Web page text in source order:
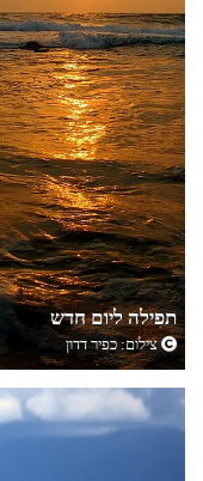
תפילה ליום חדש
צילום:כפיר דדון